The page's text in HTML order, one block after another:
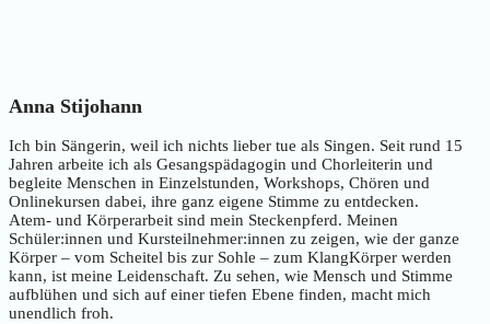
Anna Stijohann
Ich bin Sängerin, weil ich nichts lieber tue als Singen. Seit rund 15
Jahren arbeite ich als Gesangspädagogin und Chorleiterin und
begleite Menschen in Einzelstunden, Workshops, Chören und
Onlinekursen dabei, ihre ganz eigene Stimme zu entdecken.
Atem- und Körperarbeit sind mein Steckenpferd. Meinen
Schüler:innen und Kursteilnehmer:innen zu zeigen, wie der ganze
Körper – vom Scheitel bis zur Sohle – zum KlangKörper werden
kann, ist meine Leidenschaft. Zu sehen, wie Mensch und Stimme
aufblühen und sich auf einer tiefen Ebene finden, macht mich
unendlich froh.